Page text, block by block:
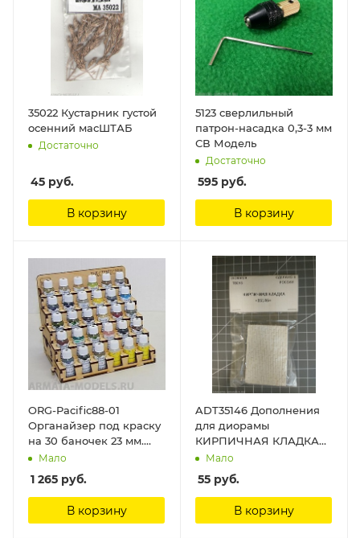
35022 Кустарник густой
осенний масШТАБ
Достаточно
45 руб.
В корзину
5123 сверлильный
патрон-насадка 0,3-3 мм
СВ Модель
Достаточно
595 руб.
В корзину
ORG-Pacific88-01
Органайзер под краску
на 30 баночек 23 мм.
Pacific-acrylic и acryl 1
шт. WinModels
Мало
1 265 руб.
В корзину
ADT35146 Дополнения
для диорамы
КИРПИЧНАЯ КЛАДКА
DioramaTech 3
Мало
55 руб.
В корзину